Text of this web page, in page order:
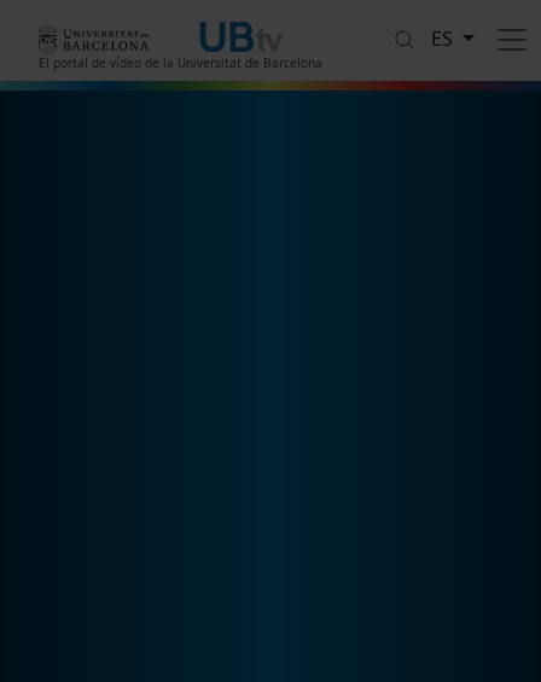
El portal de vídeo de la Universitat de Barcelona
ES